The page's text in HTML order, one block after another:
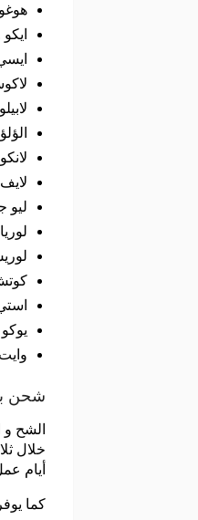
ايكو
ليو
شحن
الشح
خلال
أيام
كما